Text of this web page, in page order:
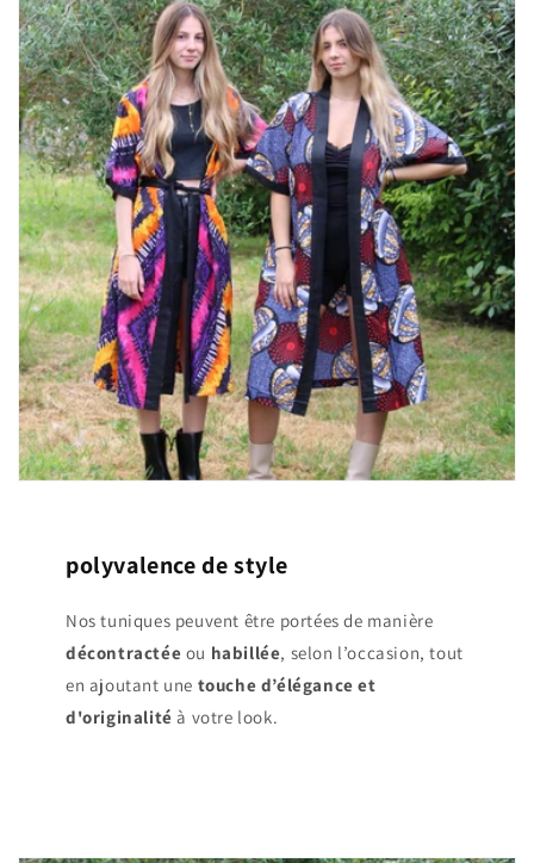
polyvalence de style
Nos tuniques peuvent être portées de manière
décontractée ou habillée, selon l’occasion, tout
en ajoutant une touche d’élégance et
d'originalité à votre look.